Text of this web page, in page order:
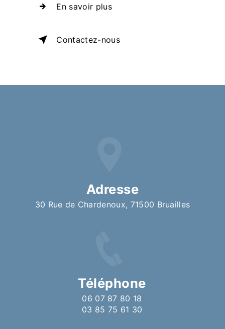
En savoir plus
Contactez-nous
Adresse
30 Rue de Chardenoux, 71500 Bruailles
Téléphone
06 07 87 80 18
03 85 75 61 30